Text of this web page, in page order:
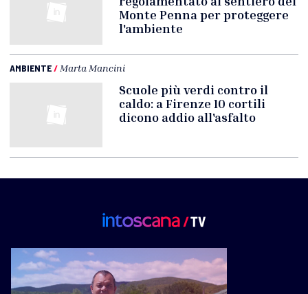
Monte Penna per proteggere
l'ambiente
AMBIENTE/ Marta Mancini
Scuole più verdi contro il
caldo: a Firenze 10 cortili
dicono addio all'asfalto